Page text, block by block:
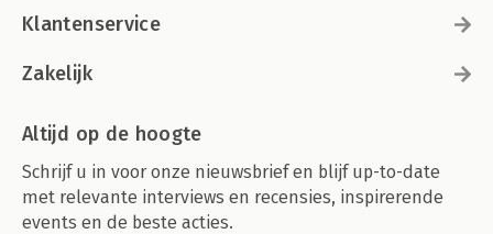
Klantenservice
Zakelijk
Altijd op de hoogte
Schrijf u in voor onze nieuwsbrief en blijf up-to-date
met relevante interviews en recensies, inspirerende
events en de beste acties.